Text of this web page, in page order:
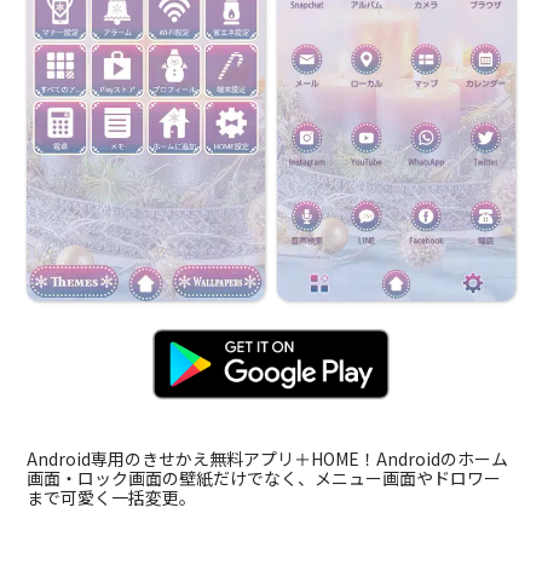
Android専用のきせかえ無料アプリ＋HOME！Androidのホーム
画面・ロック画面の壁紙だけでなく、メニュー画面やドロワー
まで可愛く一括変更。